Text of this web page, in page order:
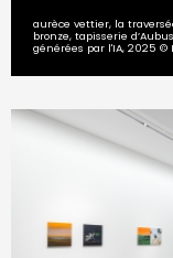
aurèce vettier, la
bronze, tapisserie
générées par l'IA, 2025 ©